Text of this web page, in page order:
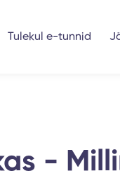
Tulekul e-tunnid
-